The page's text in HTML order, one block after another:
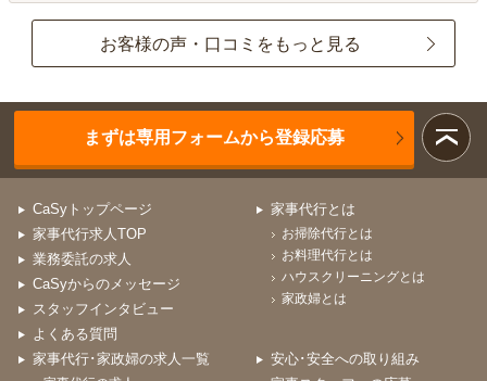
お客様の声・口コミをもっと見る
まずは専用フォームから登録応募
CaSyトップページ
家事代行求人TOP
業務委託の求人
CaSyからのメッセージ
スタッフインタビュー
よくある質問
家事代行とは
お掃除代行とは
お料理代行とは
ハウスクリーニングとは
家政婦とは
家事代行･家政婦の求人一覧
安心･安全への取り組み